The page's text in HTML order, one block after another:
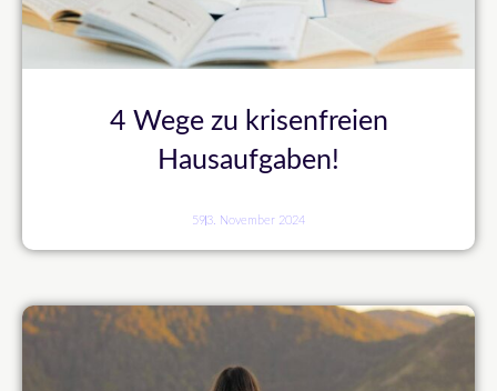
4 Wege zu krisenfreien
Hausaufgaben!
593. November 2024